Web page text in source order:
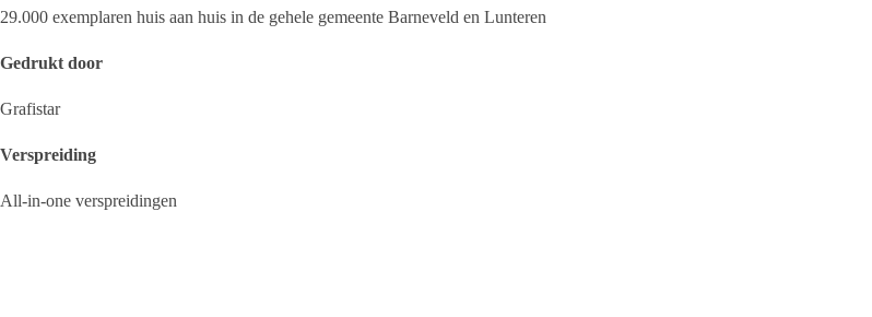
29.000 exemplaren huis aan huis in de gehele gemeente Barneveld en Lunteren
Gedrukt door
Grafistar
Verspreiding
All-in-one verspreidingen